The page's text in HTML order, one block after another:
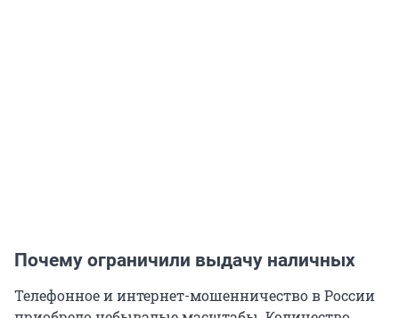
Почему ограничили выдачу наличных
Телефонное и интернет-мошенничество в России